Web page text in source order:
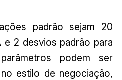
padrão sejam 20
e 2 desvios padrão para
podem ser
estilo de negociação,